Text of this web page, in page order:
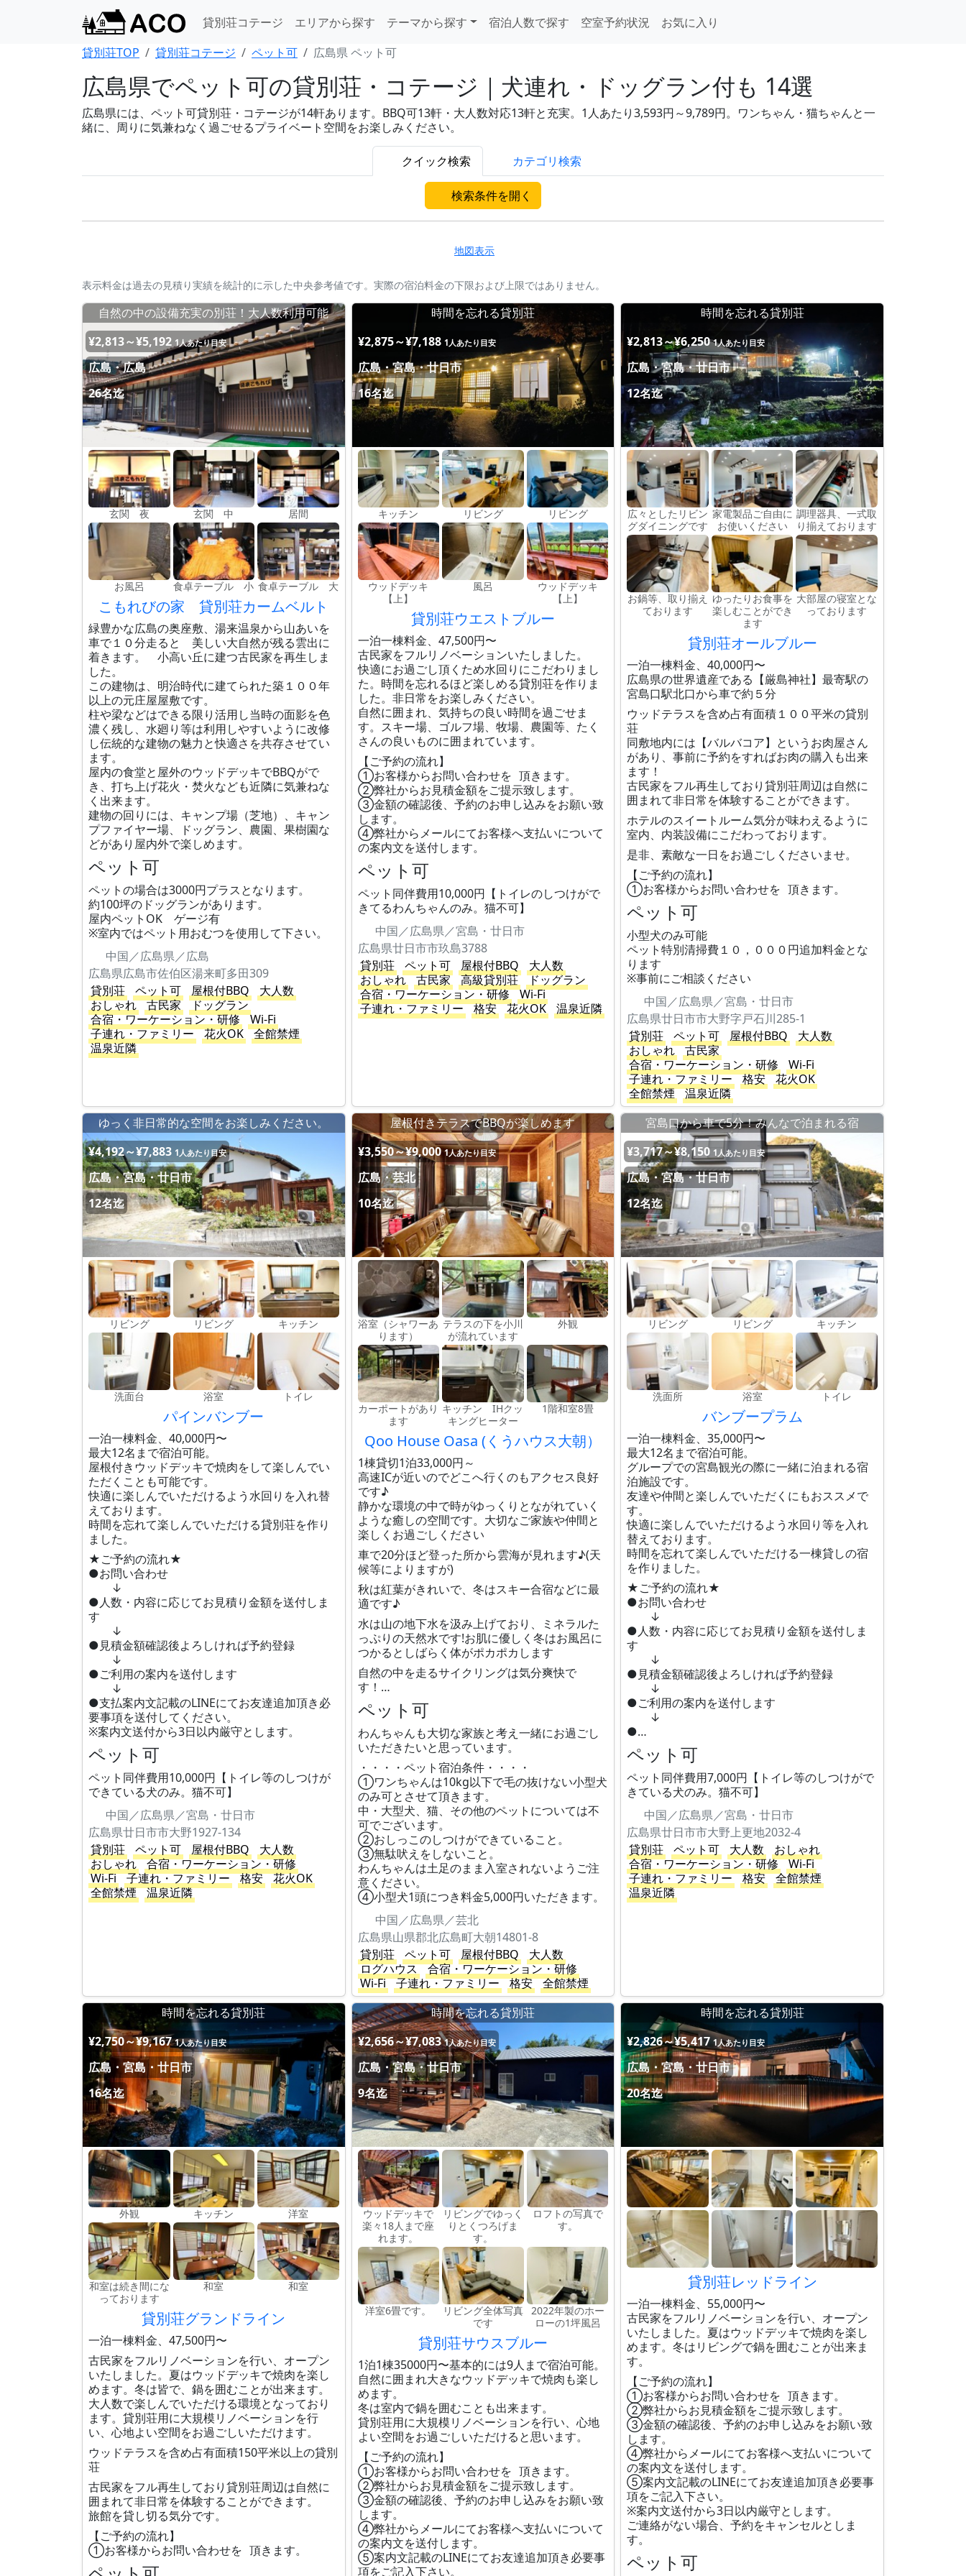
貸別荘コテージ エリアから探す テーマから探す 宿泊人数で探す 空室予約状況
お気に入り
貸別荘TOP
貸別荘コテージ ペット可 広島県 ペット可
広島県でペット可の貸別荘・コテージ｜犬連れ・ドッグラン付も 14選
広島県には、ペット可貸別荘・コテージが14軒あります。BBQ可13軒・大人数対応13軒と充実。1人あたり3,593円～9,789円。ワンちゃん・猫ちゃんと一
緒に、周りに気兼ねなく過ごせるプライベート空間をお楽しみください。
クイック検索 カテゴリ検索
検索条件を開く
地図表示
表示料金は過去の見積り実績を統計的に示した中央参考値です。実際の宿泊料金の下限および上限ではありません。
自然の中の設備充実の別荘！大人数利用可能
¥2,813～¥5,192 1人あたり目安
広島・広島
26名迄
玄関 夜 玄関 中 居間
お風呂 食卓テーブル 小 食卓テーブル 大
こもれびの家 貸別荘カームベルト
緑豊かな広島の奥座敷、湯来温泉から山あいを
車で１０分走ると 美しい大自然が残る雲出に
着きます。 小高い丘に建つ古民家を再生しま
した。
この建物は、明治時代に建てられた築１００年
以上の元庄屋屋敷です。
柱や梁などはできる限り活用し当時の面影を色
濃く残し、水廻り等は利用しやすいように改修
し伝統的な建物の魅力と快適さを共存させてい
ます。
屋内の食堂と屋外のウッドデッキでBBQがで
き、打ち上げ花火・焚火なども近隣に気兼ねな
く出来ます。
建物の回りには、キャンプ場（芝地）、キャン
プファイヤー場、ドッグラン、農園、果樹園な
どがあり屋内外で楽しめます。
ペット可
ペットの場合は3000円プラスとなります。
約100坪のドッグランがあります。
屋内ペットOK ゲージ有
※室内ではペット用おむつを使用して下さい。
中国／広島県／広島
広島県広島市佐伯区湯来町多田309
貸別荘
ペット可 屋根付BBQ
大人数
おしゃれ
古民家
ドッグラン
合宿・ワーケーション・研修
Wi-Fi
子連れ・ファミリー
花火OK
全館禁煙
温泉近隣
時間を忘れる貸別荘
¥2,875～¥7,188 1人あたり目安
広島・宮島・廿日市
16名迄
キッチン リビング リビング
ウッドデッキ
【上】
風呂
ウッドデッキ
【上】
貸別荘ウエストブルー
一泊一棟料金、47,500円〜
古民家をフルリノベーションいたしました。
快適にお過ごし頂くため水回りにこだわりまし
た。時間を忘れるほど楽しめる貸別荘を作りま
した。非日常をお楽しみください。
自然に囲まれ、気持ちの良い時間を過ごせま
す。スキー場、ゴルフ場、牧場、農園等、たく
さんの良いものに囲まれています。
【ご予約の流れ】
①お客様からお問い合わせを 頂きます。
②弊社からお見積金額をご提示致します。
③金額の確認後、予約のお申し込みをお願い致
します。
④弊社からメールにてお客様へ支払いについて
の案内文を送付します。
ペット可
ペット同伴費用10,000円【トイレのしつけがで
きてるわんちゃんのみ。猫不可】
中国／広島県／宮島・廿日市
広島県廿日市市玖島3788
貸別荘
ペット可 屋根付BBQ
大人数
おしゃれ
古民家 高級貸別荘
ドッグラン
合宿・ワーケーション・研修
Wi-Fi
子連れ・ファミリー
格安 花火OK 温泉近隣
時間を忘れる貸別荘
¥2,813～¥6,250 1人あたり目安
広島・宮島・廿日市
12名迄
広々としたリビン
グダイニングです
家電製品ご自由に
お使いください
調理器具、一式取
り揃えております
お鍋等、取り揃え
ております
ゆったりお食事を
楽しむことができ
ます
大部屋の寝室とな
っております
貸別荘オールブルー
一泊一棟料金、40,000円〜
広島県の世界遺産である【厳島神社】最寄駅の
宮島口駅北口から車で約５分
ウッドテラスを含め占有面積１００平米の貸別
荘
同敷地内には【バルバコア】というお肉屋さん
があり、事前に予約をすればお肉の購入も出来
ます！
古民家をフル再生しており貸別荘周辺は自然に
囲まれて非日常を体験することができます。
ホテルのスイートルーム気分が味わえるように
室内、内装設備にこだわっております。
是非、素敵な一日をお過ごしくださいませ。
【ご予約の流れ】
①お客様からお問い合わせを 頂きます。
ペット可
小型犬のみ可能
ペット特別清掃費１０，０００円追加料金とな
ります
※事前にご相談ください
中国／広島県／宮島・廿日市
広島県廿日市市大野字戸石川285-1
貸別荘
ペット可 屋根付BBQ
大人数
おしゃれ
古民家
合宿・ワーケーション・研修
Wi-Fi
子連れ・ファミリー
格安
花火OK
全館禁煙
温泉近隣
ゆっく非日常的な空間をお楽しみください。
¥4,192～¥7,883 1人あたり目安
広島・宮島・廿日市
12名迄
リビング リビング キッチン
洗面台 浴室 トイレ
パインバンブー
一泊一棟料金、40,000円〜
最大12名まで宿泊可能。
屋根付きウッドデッキで焼肉をして楽しんでい
ただくことも可能です。
快適に楽しんでいただけるよう水回りを入れ替
えております。
時間を忘れて楽しんでいただける貸別荘を作り
ました。
★ご予約の流れ★
●お問い合わせ
↓
●人数・内容に応じてお見積り金額を送付しま
す
↓
●見積金額確認後よろしければ予約登録
↓
●ご利用の案内を送付します
↓
●支払案内文記載のLINEにてお友達追加頂き必
要事項を送付してください。
※案内文送付から3日以内厳守とします。
ペット可
ペット同伴費用10,000円【トイレ等のしつけが
できている犬のみ。猫不可】
中国／広島県／宮島・廿日市
広島県廿日市市大野1927-134
貸別荘
ペット可 屋根付BBQ
大人数
おしゃれ
合宿・ワーケーション・研修
Wi-Fi
子連れ・ファミリー 格安
花火OK
全館禁煙
温泉近隣
屋根付きテラスでBBQが楽しめます
¥3,550～¥9,000 1人あたり目安
広島・芸北
10名迄
浴室（シャワーあ
ります）
テラスの下を小川
が流れています
外観
カーポートがあり
ます
キッチン IHクッ
キングヒーター
1階和室8畳
Qoo House Oasa (くうハウス大朝）
1棟貸切1泊33,000円～
高速ICが近いのでどこへ行くのもアクセス良好
です♪
静かな環境の中で時がゆっくりとながれていく
ような癒しの空間です。大切なご家族や仲間と
楽しくお過ごしください
車で20分ほど登った所から雲海が見れます♪(天
候等によりますが)
秋は紅葉がきれいで、冬はスキー合宿などに最
適です♪
水は山の地下水を汲み上げており、ミネラルた
っぷりの天然水です!お肌に優しく冬はお風呂に
つかるとしばらく体がポカポカします
自然の中を走るサイクリングは気分爽快で
す！…
ペット可
わんちゃんも大切な家族と考え一緒にお過ごし
いただきたいと思っています。
・・・・ペット宿泊条件・・・・
①ワンちゃんは10kg以下で毛の抜けない小型犬
のみ可とさせて頂きます。
中・大型犬、猫、その他のペットについては不
可でございます。
②おしっこのしつけができていること。
③無駄吠えをしないこと。
わんちゃんは土足のまま入室されないようご注
意ください。
④小型犬1頭につき料金5,000円いただきます。
中国／広島県／芸北
広島県山県郡北広島町大朝14801-8
貸別荘
ペット可 屋根付BBQ
大人数
ログハウス
合宿・ワーケーション・研修
Wi-Fi
子連れ・ファミリー 格安 全館禁煙
宮島口から車で5分！みんなで泊まれる宿
¥3,717～¥8,150 1人あたり目安
広島・宮島・廿日市
12名迄
リビング リビング キッチン
洗面所 浴室 トイレ
バンブープラム
一泊一棟料金、35,000円〜
最大12名まで宿泊可能。
グループでの宮島観光の際に一緒に泊まれる宿
泊施設です。
友達や仲間と楽しんでいただくにもおススメで
す。
快適に楽しんでいただけるよう水回り等を入れ
替えております。
時間を忘れて楽しんでいただける一棟貸しの宿
を作りました。
★ご予約の流れ★
●お問い合わせ
↓
●人数・内容に応じてお見積り金額を送付しま
す
↓
●見積金額確認後よろしければ予約登録
↓
●ご利用の案内を送付します
↓
●…
ペット可
ペット同伴費用7,000円【トイレ等のしつけがで
きている犬のみ。猫不可】
中国／広島県／宮島・廿日市
広島県廿日市市大野上更地2032-4
貸別荘
ペット可 大人数
おしゃれ
合宿・ワーケーション・研修
Wi-Fi
子連れ・ファミリー
格安
全館禁煙
温泉近隣
時間を忘れる貸別荘
¥2,750～¥9,167 1人あたり目安
広島・宮島・廿日市
16名迄
外観 キッチン 洋室
和室は続き間にな
っております
和室 和室
貸別荘グランドライン
一泊一棟料金、47,500円〜
古民家をフルリノベーションを行い、オープン
いたしました。夏はウッドデッキで焼肉を楽し
めます。冬は皆で、鍋を囲むことが出来ます。
大人数で楽しんでいただける環境となっており
ます。貸別荘用に大規模リノベーションを行
い、心地よい空間をお過ごしいただけます。
ウッドテラスを含め占有面積150平米以上の貸別
荘
古民家をフル再生しており貸別荘周辺は自然に
囲まれて非日常を体験することができます。
旅館を貸し切る気分です。
【ご予約の流れ】
①お客様からお問い合わせを 頂きます。
時間を忘れる貸別荘
¥2,656～¥7,083 1人あたり目安
広島・宮島・廿日市
9名迄
ウッドデッキで
楽々18人まで座
れます。
リビングでゆっく
りとくつろげま
す。
ロフトの写真で
す。
洋室6畳です。
リビング全体写真
です
2022年製のホー
ローの1坪風呂
貸別荘サウスブルー
1泊1棟35000円〜基本的には9人まで宿泊可能。
自然に囲まれ大きなウッドデッキで焼肉も楽し
めます。
冬は室内で鍋を囲むことも出来ます。
貸別荘用に大規模リノベーションを行い、心地
よい空間をお過ごしいただけると思います。
【ご予約の流れ】
①お客様からお問い合わせを 頂きます。
②弊社からお見積金額をご提示致します。
③金額の確認後、予約のお申し込みをお願い致
します。
④弊社からメールにてお客様へ支払いについて
の案内文を送付します。
⑤案内文記載のLINEにてお友達追加頂き必要事
項をご記入下さい。
時間を忘れる貸別荘
¥2,826～¥5,417 1人あたり目安
広島・宮島・廿日市
20名迄
貸別荘レッドライン
一泊一棟料金、55,000円〜
古民家をフルリノベーションを行い、オープン
いたしました。夏はウッドデッキで焼肉を楽し
めます。冬はリビングで鍋を囲むことが出来ま
す。
【ご予約の流れ】
①お客様からお問い合わせを 頂きます。
②弊社からお見積金額をご提示致します。
③金額の確認後、予約のお申し込みをお願い致
します。
④弊社からメールにてお客様へ支払いについて
の案内文を送付します。
⑤案内文記載のLINEにてお友達追加頂き必要事
項をご記入下さい。
※案内文送付から3日以内厳守とします。
ご連絡がない場合、予約をキャンセルとしま
す。
ペット可